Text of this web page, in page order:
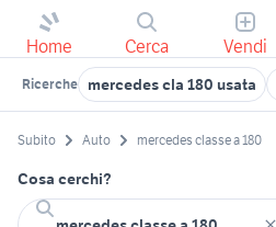
Home Cerca Vendi
Ricerche mercedes cla 180 usata
Subito Auto mercedes classe a 180
Cosa cerchi?